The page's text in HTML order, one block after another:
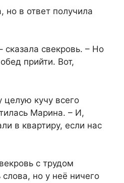
но в ответ получила
свекровь. – Но
прийти. Вот,
кучу всего
Марина. – И,
в квартиру, если нас
с трудом
но у неё ничего